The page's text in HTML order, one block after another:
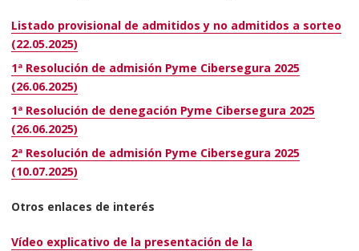
Listado provisional de admitidos y no admitidos a sorteo
(22.05.2025)
1ª Resolución de admisión Pyme Cibersegura 2025
(26.06.2025)
1ª Resolución de denegación Pyme Cibersegura 2025
(26.06.2025)
2ª Resolución de admisión Pyme Cibersegura 2025
(10.07.2025)
Otros enlaces de interés
Vídeo explicativo de la presentación de la